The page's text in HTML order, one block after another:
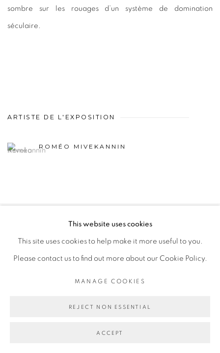
sombre sur les rouages d’un système de domination
séculaire.
ARTISTE DE L'EXPOSITION
ROMÉO MIVEKANNIN
MANAGE COOKIES
COPYRIGHT © 2026 GALERIE CÉCILE FAKHOURY
SITE BY ARTLOGIC
This website uses cookies
This site uses cookies to help make it more useful to you.
Please contact us to find out more about our Cookie Policy.
MANAGE COOKIES
REJECT NON ESSENTIAL
ACCEPT